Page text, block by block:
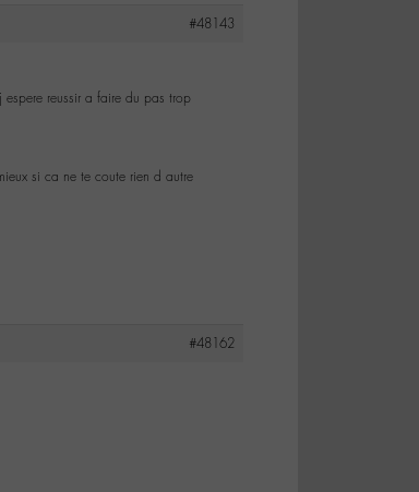
#48143
reussir a faire du pas trop
si ca ne te coute rien d autre
#48162